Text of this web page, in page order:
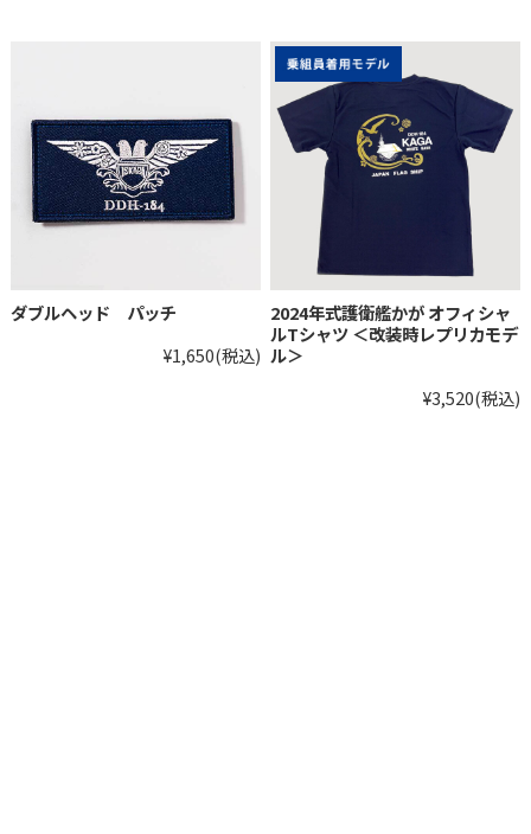
ダブルヘッド パッチ
¥1,650(税込)
2024年式護衛艦かが オフィシャ
ルTシャツ ＜改装時レプリカモデ
ル＞
¥3,520(税込)